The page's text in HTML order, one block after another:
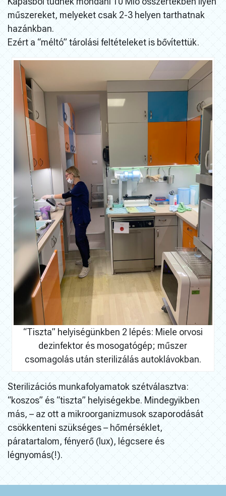
műszereket, melyeket csak 2-3 helyen tarthatnak
hazánkban.
Ezért a “méltó” tárolási feltételeket is bővítettük.
“Tiszta” helyiségünkben 2 lépés: Miele orvosi
dezinfektor és mosogatógép; műszer
csomagolás után sterilizálás autoklávokban.
Sterilizációs munkafolyamatok szétválasztva:
“koszos” és “tiszta” helyiségekbe. Mindegyikben
más, – az ott a mikroorganizmusok szaporodását
csökkenteni szükséges – hőmérséklet,
páratartalom, fényerő (lux), légcsere és
légnyomás(!).